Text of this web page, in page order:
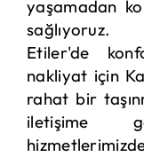
yaşamadan
sağlıyoruz.
Etiler'de
nakliyat için
rahat bir
iletişime